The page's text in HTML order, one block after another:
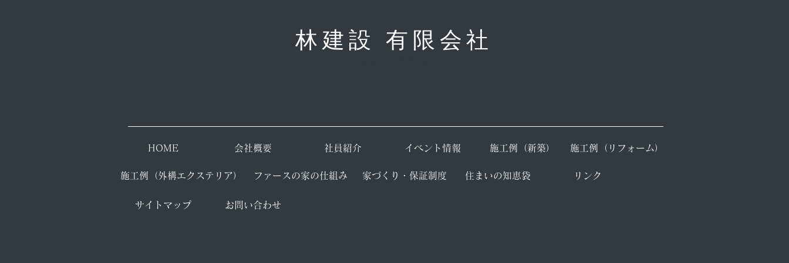
林建設 有限会社
​HOME 会社概要 ​社員紹介 ​イベント情報 ​施工例（新築） ​施工例（リフォーム）
施工例（外構エクステリア） ​ファースの家の仕組み ​家づくり・保証制度 ​住まいの知恵袋 ​リンク
​サイトマップ ​お問い合わせ